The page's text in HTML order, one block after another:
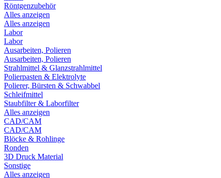
Röntgenzubehör
Alles anzeigen
Alles anzeigen
Labor
Labor
Ausarbeiten, Polieren
Ausarbeiten, Polieren
Strahlmittel & Glanzstrahlmittel
Polierpasten & Elektrolyte
Polierer, Bürsten & Schwabbel
Schleifmittel
Staubfilter & Laborfilter
Alles anzeigen
CAD/CAM
CAD/CAM
Blöcke & Rohlinge
Ronden
3D Druck Material
Sonstige
Alles anzeigen